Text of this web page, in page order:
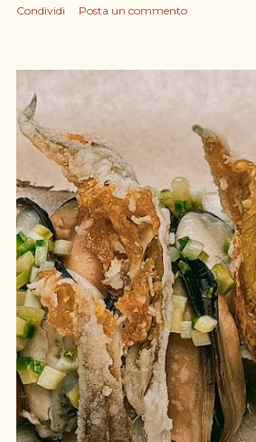
Condividi Posta un commento